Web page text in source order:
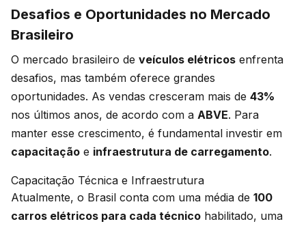
Desafios e Oportunidades no Mercado
Brasileiro
O mercado brasileiro de veículos elétricos enfrenta
desafios, mas também oferece grandes
oportunidades. As vendas cresceram mais de 43%
nos últimos anos, de acordo com a ABVE. Para
manter esse crescimento, é fundamental investir em
capacitação e infraestrutura de carregamento.
Capacitação Técnica e Infraestrutura
Atualmente, o Brasil conta com uma média de 100
carros elétricos para cada técnico habilitado, uma